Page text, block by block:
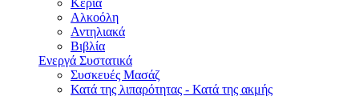
Αλκοόλη
Αντηλιακά
Βιβλία
Ενεργά Συστατικά
Συσκευές Μασάζ
Κατά της λιπαρότητας - Κατά της ακμής